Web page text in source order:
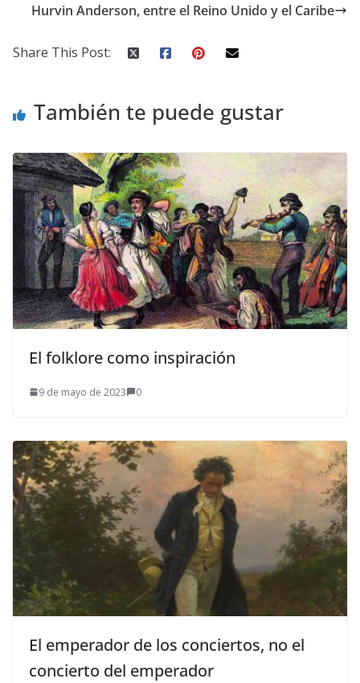
Hurvin Anderson, entre el Reino Unido y el Caribe
Share This Post:
También te puede gustar
El folklore como inspiración
9 de mayo de 2023 0
El emperador de los conciertos, no el
concierto del emperador